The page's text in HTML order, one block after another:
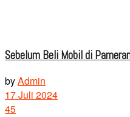
Sebelum Beli Mobil di
byAdmin
17 Juli 2024
45